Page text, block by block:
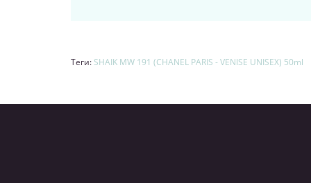
Теги: SHAIK MW 191 (CHANEL PARIS - VENISE UNISEX) 50ml